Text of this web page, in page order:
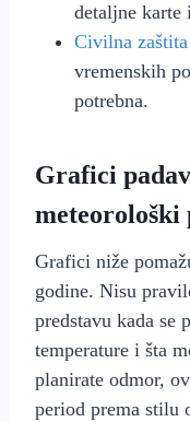
detaljne karte
Civilna zaštita
vremenskih
potrebna.
Grafici
meteorološki
Grafici niže
godine. Nisu
predstavu kada se
temperature i šta
planirate odmor,
period prema stilu